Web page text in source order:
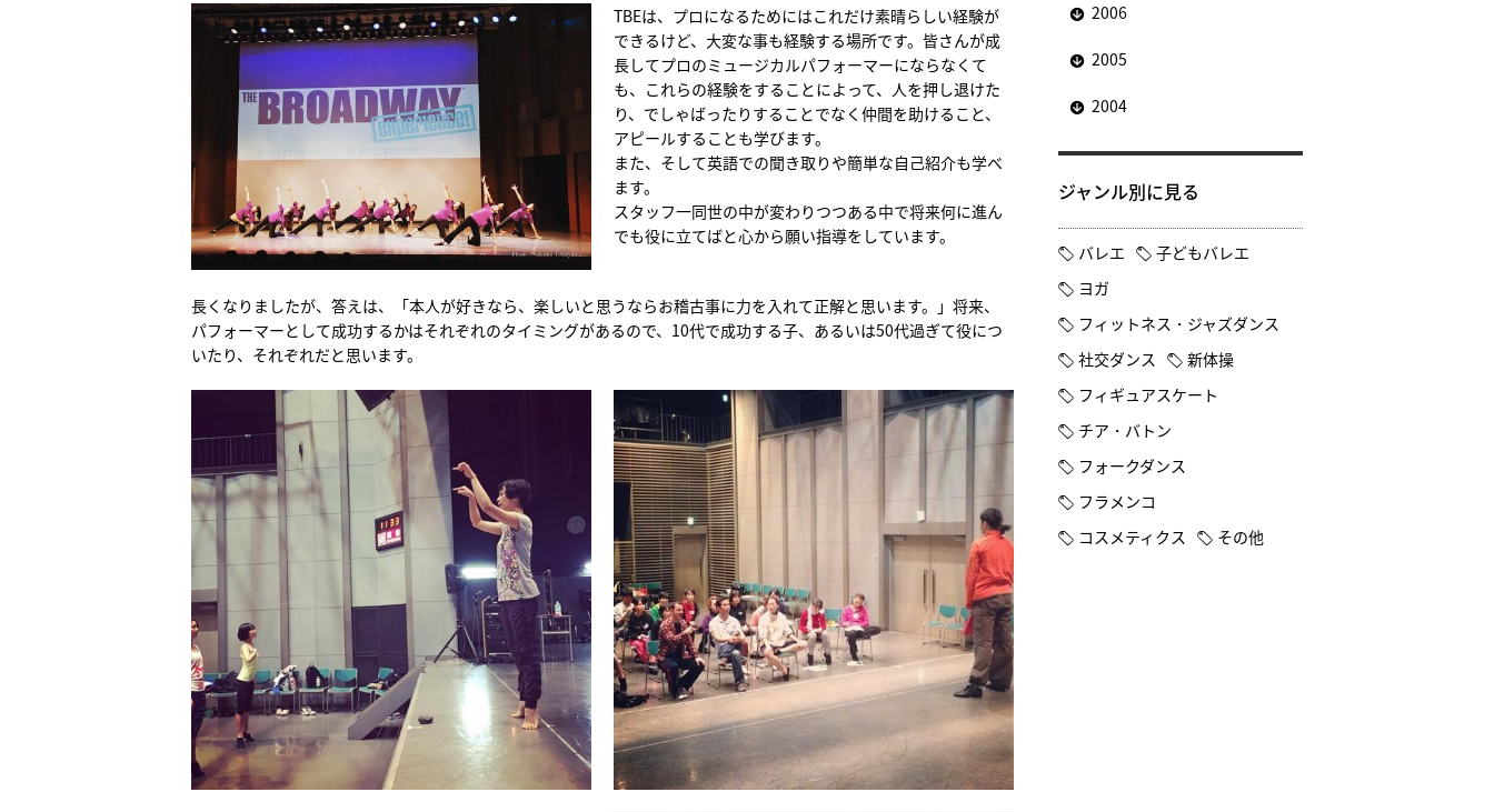
TBEは、プロになるためにはこれだけ素晴らしい経験が
できるけど、大変な事も経験する場所です。皆さんが成
長してプロのミュージカルパフォーマーにならなくて
も、これらの経験をすることによって、人を押し退けた
り、でしゃばったりすることでなく仲間を助けること、
アピールすることも学びます。
また、そして英語での聞き取りや簡単な自己紹介も学べ
ます。
スタッフ一同世の中が変わりつつある中で将来何に進ん
でも役に立てばと心から願い指導をしています。
長くなりましたが、答えは、「本人が好きなら、楽しいと思うならお稽古事に力を入れて正解と思います。」将来、
パフォーマーとして成功するかはそれぞれのタイミングがあるので、10代で成功する子、あるいは50代過ぎて役につ
いたり、それぞれだと思います。
2006
2005
2004
ジャンル別に見る
バレエ
子どもバレエ
ヨガ
フィットネス・ジャズダンス
社交ダンス
新体操
フィギュアスケート
チア・バトン
フォークダンス
フラメンコ
コスメティクス
その他